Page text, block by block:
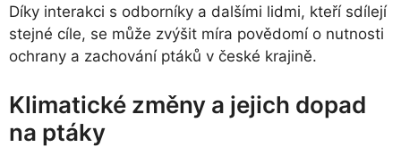
Díky interakci s odborníky a dalšími lidmi, kteří sdílejí
stejné cíle, se může zvýšit míra povědomí o nutnosti
ochrany a zachování ptáků v české krajině.
Klimatické změny a jejich dopad
na ptáky